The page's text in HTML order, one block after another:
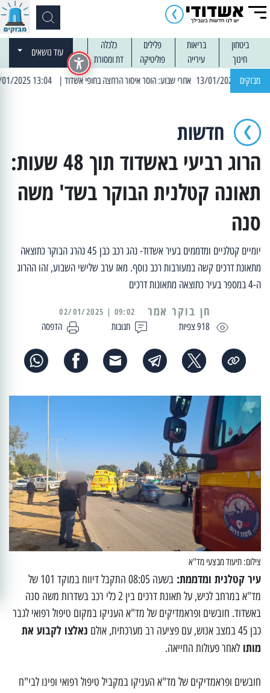
ביטחון בריאות פלילים
כלכלה
חינוך
עירייה פוליטיקה דת ומסורת
עוד נושאים
מבזקים | 13:04 14/01/2025 עובדים בלילות: עבודות קרצוף וריבוד אספלט
חדשות
הרוג רביעי באשדוד תוך 48 שעות:
תאונה קטלנית הבוקר בשד' משה
סנה
יומיים קטלניים ומדממים בעיר אשדוד- נהג רכב כבן 45 נהרג הבוקר כתוצאה
מתאונת דרכים קשה במעורבות רכב נוסף. מאז ערב שלישי השבוע, זהו ההרוג
ה-4 במספר בעיר כתוצאה מתאונות דרכים
918 צפיות תגובות הדפסה
09:02 | 02/01/2025
צילום: תיעוד מבצעי מד"א
עיר קטלנית ומדממת:
בשעה 08:05 התקבל דיווח במוקד 101 של
מד"א במרחב לכיש, על תאונת דרכים בין 2 כלי רכב בשדרות משה סנה
באשדוד. חובשים ופראמדיקים של מד"א העניקו במקום טיפול רפואי לגבר
כבן 45 במצב אנוש, עם פציעה רב מערכתית, אולם
נאלצו לקבוע את
מותו לאחר פעולות החייאה.
חובשים ופראמדיקים של מד"א העניקו במקביל טיפול רפואי ופינו לבי"ח